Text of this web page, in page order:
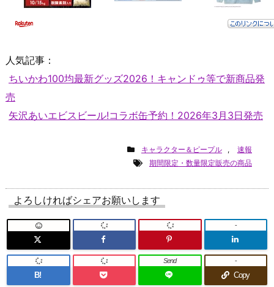
人気記事：
ちいかわ100均最新グッズ2026！キャンドゥ等で新商品発
売
矢沢あいエビスビール!コラボ缶予約！2026年3月3日発売
キャラクター＆ピープル ,
速報
期間限定・数量限定販売の商品
よろしければシェアお願いします
-
B!
Send
Copy
-